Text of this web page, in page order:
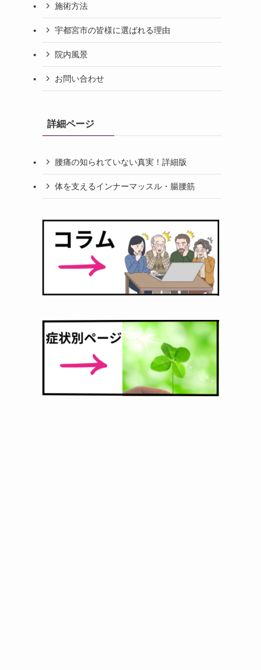
施術方法
宇都宮市の皆様に選ばれる理由
院内風景
お問い合わせ
詳細ページ
腰痛の知られていない真実！詳細版
体を支えるインナーマッスル・腸腰筋